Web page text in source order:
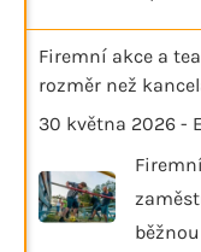
Firemní akce a
rozměr než
30 května 2026 -